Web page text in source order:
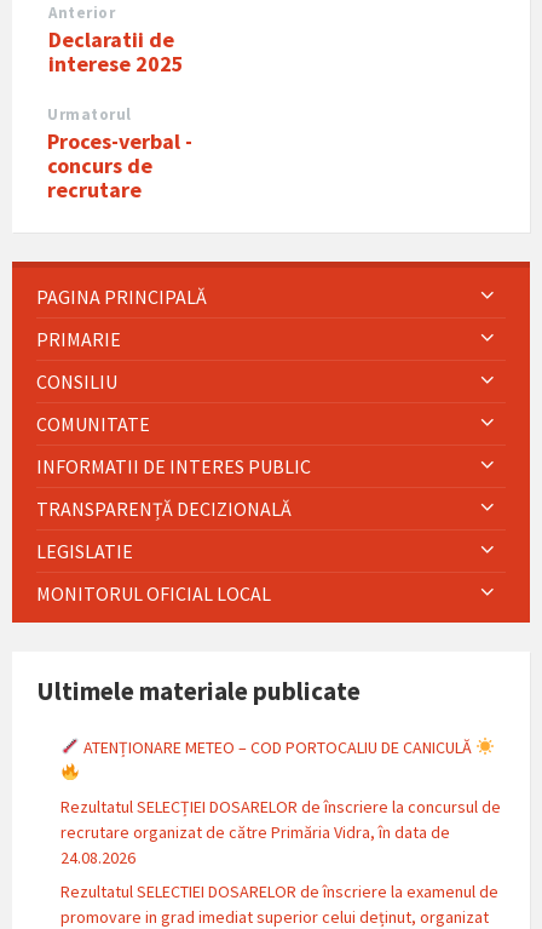
Anterior
Declaratii de
interese 2025
Urmatorul
Proces-verbal -
concurs de
recrutare
PAGINA PRINCIPALĂ
PRIMARIE
CONSILIU
COMUNITATE
INFORMATII DE INTERES PUBLIC
TRANSPARENȚĂ DECIZIONALĂ
LEGISLATIE
MONITORUL OFICIAL LOCAL
Ultimele materiale publicate
ATENȚIONARE METEO – COD PORTOCALIU DE CANICULĂ
Rezultatul SELECȚIEI DOSARELOR de înscriere la concursul de
recrutare organizat de către Primăria Vidra, în data de
24.08.2026
Rezultatul SELECTIEI DOSARELOR de înscriere la examenul de
promovare in grad imediat superior celui deținut, organizat